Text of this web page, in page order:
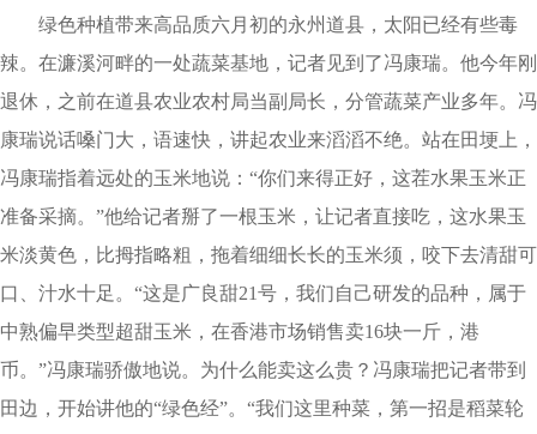
绿色种植带来高品质六月初的永州道县，太阳已经有些毒
辣。在濂溪河畔的一处蔬菜基地，记者见到了冯康瑞。他今年刚
退休，之前在道县农业农村局当副局长，分管蔬菜产业多年。冯
康瑞说话嗓门大，语速快，讲起农业来滔滔不绝。站在田埂上，
冯康瑞指着远处的玉米地说：“你们来得正好，这茬水果玉米正
准备采摘。”他给记者掰了一根玉米，让记者直接吃，这水果玉
米淡黄色，比拇指略粗，拖着细细长长的玉米须，咬下去清甜可
口、汁水十足。“这是广良甜21号，我们自己研发的品种，属于
中熟偏早类型超甜玉米，在香港市场销售卖16块一斤，港
币。”冯康瑞骄傲地说。为什么能卖这么贵？冯康瑞把记者带到
田边，开始讲他的“绿色经”。“我们这里种菜，第一招是稻菜轮